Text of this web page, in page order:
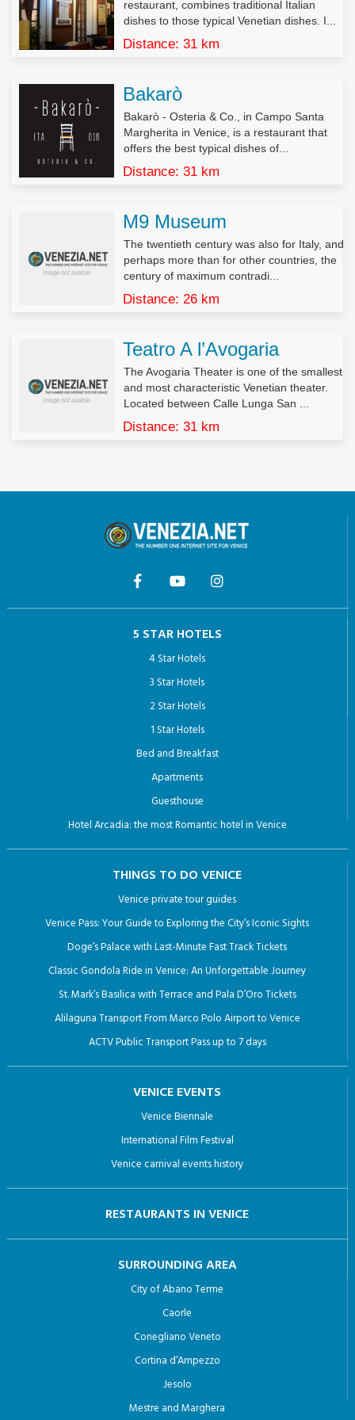
ancora registrati, e la loro comunicazione in forma intelligibile.
2. L’interessato ha diritto di ottenere l’indicazione:
a) dell’origine dei dati personali;
c) della logica applicata in caso di trattamento effettuato con
l’ausilio di strumenti elettronici;
d) degli estremi identificativi del titolare, dei responsabili e del
rappresentante designato ai sensi dell’articolo 5, comma 2;
e) dei soggetti o delle categorie di soggetti ai quali i dati
personali possono essere comunicati o che possono venirne a
conoscenza in qualità di rappresentante designato nel territorio
3. L’interessato ha diritto di ottenere:
a) l’aggiornamento, la rettificazione ovvero, quando vi ha
interesse, l’integrazione dei dati;
b) la cancellazione, la trasformazione in forma anonima o il
cui non è necessaria la conservazione in relazione agli scopi
state portate a conoscenza, anche per quanto riguarda il loro
contenuto, di coloro ai quali i dati sono stati comunicati o diffusi,
eccettuato il caso in cui tale adempimento si rivela impossibile o
comporta un impiego di mezzi manifestamente sproporzionato
compimento di ricerche di mercato o di comunicazione
restaurant, combines traditional Italian
dishes to those typical Venetian dishes. I...
Distance: 31 km
Bakarò
Bakarò - Osteria & Co., in Campo Santa
Margherita in Venice, is a restaurant that
offers the best typical dishes of...
Distance: 31 km
M9 Museum
The twentieth century was also for Italy, and
perhaps more than for other countries, the
century of maximum contradi...
Distance: 26 km
Teatro A l’Avogaria
The Avogaria Theater is one of the smallest
and most characteristic Venetian theater.
Located between Calle Lunga San ...
Distance: 31 km
5 STAR HOTELS
4 Star Hotels
3 Star Hotels
2 Star Hotels
1 Star Hotels
Bed and Breakfast
Apartments
Guesthouse
Hotel Arcadia: the most Romantic hotel in Venice
THINGS TO DO VENICE
Venice private tour guides
Venice Pass: Your Guide to Exploring the City’s Iconic Sights
Doge’s Palace with Last-Minute Fast Track Tickets
Classic Gondola Ride in Venice: An Unforgettable Journey
St. Mark’s Basilica with Terrace and Pala D’Oro Tickets
Alilaguna Transport From Marco Polo Airport to Venice
ACTV Public Transport Pass up to 7 days
VENICE EVENTS
Venice Biennale
International Film Festival
Venice carnival events history
RESTAURANTS IN VENICE
SURROUNDING AREA
City of Abano Terme
Caorle
Conegliano Veneto
Cortina d’Ampezzo
Jesolo
Mestre and Marghera